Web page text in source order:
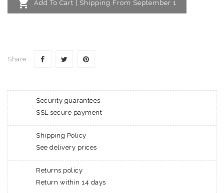
 Add To Cart | Shipping From September 1
Share
Security guarantees
SSL secure payment
Shipping Policy
See delivery prices
Returns policy
Return within 14 days